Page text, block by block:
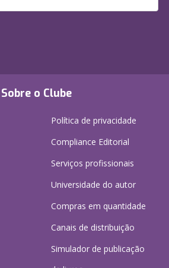
Sobre o Clube
Política de privacidade
Compliance Editorial
Serviços profissionais
Universidade do autor
Compras em quantidade
Canais de distribuição
Simulador de publicação